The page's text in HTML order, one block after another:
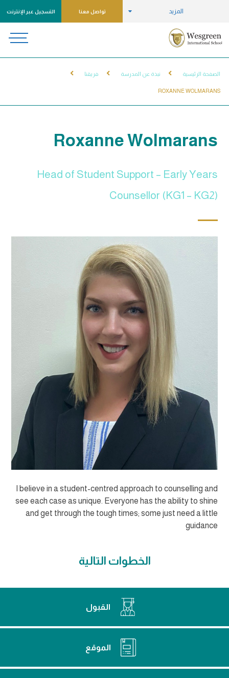
المزيد تواصل معنا التسجيل عبر الإنترنت
الصفحة الرئيسية نبذة عن المدرسة فريقنا
ROXANNE WOLMARANS
Roxanne Wolmarans
Head of Student Support – Early Years
Counsellor (KG1 – KG2)
I believe in a student-centred approach to counselling and
see each case as unique. Everyone has the ability to shine
and get through the tough times; some just need a little
guidance
الخطوات التالية
القبول
الموقع